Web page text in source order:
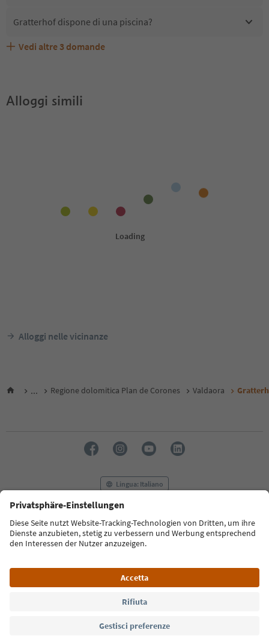
Gratterhof dispone di una piscina?
Gratterhof accetta animali domestici?
Quali servizi/attività sono disponibili presso Gratterhof?
Gli ospiti di Gratterhof ricevono l'Alto Adige Guest Pass?
Vedi altre 3 domande
Alloggi simili
Alloggi nelle vicinanze
... Regione dolomitica Plan de Corones Valdaora
Lingua: Italiano
FAQ Contatti Press MICE
Privacy Policy
Termini e condizioni
Crediti
Cookie Policy
Alto Adige B2B